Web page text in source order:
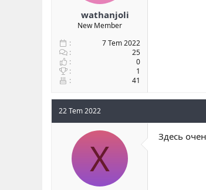
wathanjoli
New Member
7 Tem 2022
25
0
1
41
22 Tem 2022
X Здесь